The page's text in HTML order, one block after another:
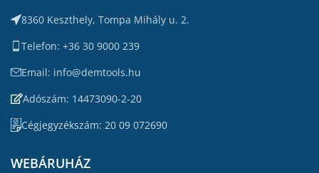
8360 Keszthely, Tompa Mihály u. 2.
Telefon: +36 30 9000 239
Email: info@demtools.hu
Adószám: 14473090-2-20
Cégjegyzékszám: 20 09 072690
WEBÁRUHÁZ